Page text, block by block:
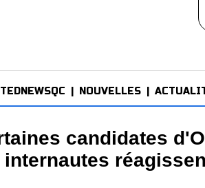
NOUVELLES
candidates
internautes